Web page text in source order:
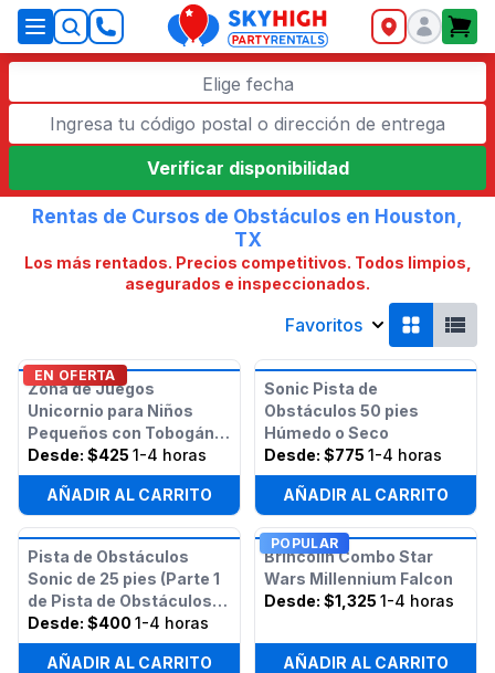
SkyHigh Logo
Elige fecha
Verificar disponibilidad
Rentas de Cursos de Obstáculos en Houston,
TX
Los más rentados. Precios competitivos. Todos limpios,
asegurados e inspeccionados.
Favoritos
EN OFERTA
Zona de Juegos
Unicornio para Niños
Pequeños con Tobogán
(Seco o Húmedo)
Desde: $425 1-4 horas
AÑADIR AL CARRITO
Sonic Pista de
Obstáculos 50 pies
Húmedo o Seco
Desde: $775 1-4 horas
AÑADIR AL CARRITO
Pista de Obstáculos
Sonic de 25 pies (Parte 1
de Pista de Obstáculos
Sonic de 50 pies)
Desde: $400 1-4 horas
AÑADIR AL CARRITO
POPULAR
Brincolín Combo Star
Wars Millennium Falcon
Desde: $1,325 1-4 horas
AÑADIR AL CARRITO